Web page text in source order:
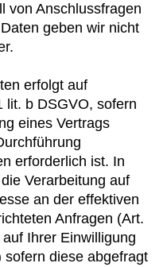
von Anschlussfragen
geben wir nicht
erfolgt auf
lit. b DSGVO, sofern
eines Vertrags
erforderlich ist. In
Verarbeitung auf
an der effektiven
Anfragen (Art.
Ihrer Einwilligung
sofern diese abgefragt